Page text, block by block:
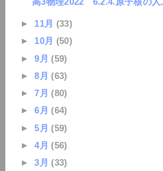
► 11月 (33)
► 10月 (50)
►9月 (59)
►8月 (63)
►7月 (80)
►6月 (64)
►5月 (59)
►4月 (56)
►3月 (33)